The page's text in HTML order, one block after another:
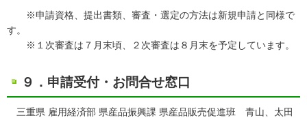
※申請資格、提出書類、審査・選定の方法は新規申請と同様で
す。
※１次審査は７月末頃、２次審査は８月末を予定しています。
９．申請受付・お問合せ窓口
三重県 雇用経済部 県産品振興課 県産品販売促進班 青山、太田